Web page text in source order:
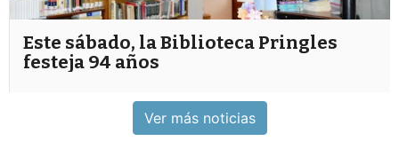
Este sábado, la Biblioteca Pringles
festeja 94 años
Ver más noticias